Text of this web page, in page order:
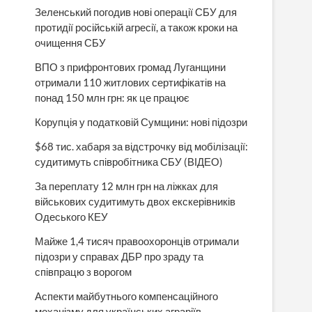
Зеленський погодив нові операції СБУ для
протидії російській агресії, а також кроки на
очищення СБУ
ВПО з прифронтових громад Луганщини
отримали 110 житлових сертифікатів на
понад 150 млн грн: як це працює
Корупція у податковій Сумщини: нові підозри
$68 тис. хабаря за відстрочку від мобілізації:
судитимуть співробітника СБУ (ВІДЕО)
За переплату 12 млн грн на ліжках для
військових судитимуть двох екскерівників
Одеського КЕУ
Майже 1,4 тисяч правоохоронців отримали
підозри у справах ДБР про зраду та
співпрацю з ворогом
Аспекти майбутнього компенсаційного